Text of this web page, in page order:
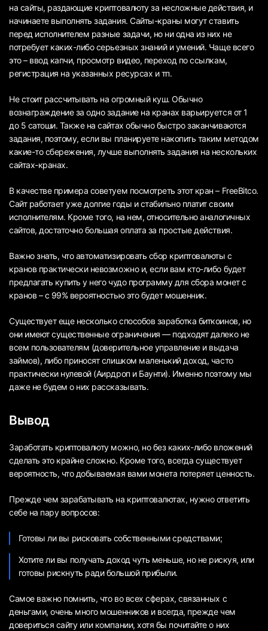
на сайты, раздающие криптовалюту за несложные действия, и
начинаете выполнять задания. Сайты-краны могут ставить
перед исполнителем разные задачи, но ни одна из них не
потребует каких-либо серьезных знаний и умений. Чаще всего
это – ввод капчи, просмотр видео, переход по ссылкам,
регистрация на указанных ресурсах и тп.
Не стоит рассчитывать на огромный куш. Обычно
вознаграждение за одно задание на кранах варьируется от 1
до 5 сатоши. Также на сайтах обычно быстро заканчиваются
задания, поэтому, если вы планируете накопить таким методом
какие-то сбережения, лучше выполнять задания на нескольких
сайтах-кранах.
В качестве примера советуем посмотреть этот кран – FreeBitco.
Сайт работает уже долгие годы и стабильно платит своим
исполнителям. Кроме того, на нем, относительно аналогичных
сайтов, достаточно большая оплата за простые действия.
Важно знать, что автоматизировать сбор криптовалюты с
кранов практически невозможно и, если вам кто-либо будет
предлагать купить у него чудо программу для сбора монет с
кранов – с 99% вероятностью это будет мошенник.
Существует еще несколько способов заработка биткоинов, но
они имеют существенные ограничения — подходят далеко не
всем пользователям (доверительное управление и выдача
займов), либо приносят слишком маленький доход, часто
практически нулевой (Аирдроп и Баунти). Именно поэтому мы
даже не будем о них рассказывать.
Вывод
Заработать криптовалюту можно, но без каких-либо вложений
сделать это крайне сложно. Кроме того, всегда существует
вероятность, что добываемая вами монета потеряет ценность.
Прежде чем зарабатывать на криптовалютах, нужно ответить
себе на пару вопросов:
Готовы ли вы рисковать собственными средствами;
Хотите ли вы получать доход чуть меньше, но не рискуя, или
готовы рискнуть ради большой прибыли.
Самое важно помнить, что во всех сферах, связанных с
деньгами, очень много мошенников и всегда, прежде чем
довериться сайту или компании, хотя бы почитайте о них